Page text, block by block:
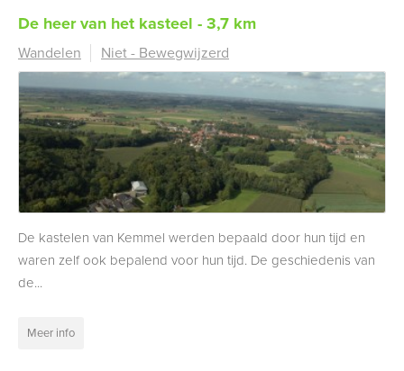
De heer van het kasteel - 3,7 km
Wandelen Niet - Bewegwijzerd
De kastelen van Kemmel werden bepaald door hun tijd en
waren zelf ook bepalend voor hun tijd. De geschiedenis van
de...
Meer info